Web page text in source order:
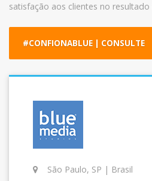
satisfação aos clientes no resultado
#CONFIONABLUE | CONSULTE
São Paulo, SP | Brasil